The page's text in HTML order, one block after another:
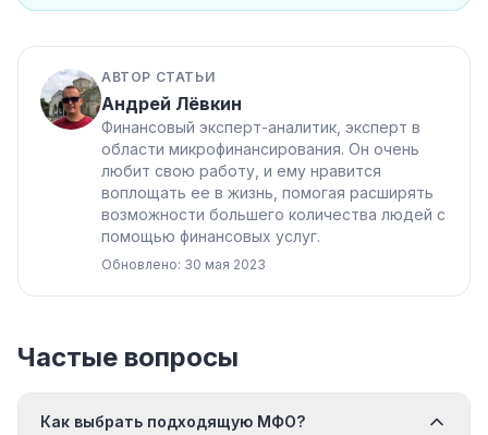
АВТОР СТАТЬИ
Андрей Лёвкин
Финансовый эксперт-аналитик, эксперт в
области микрофинансирования. Он очень
любит свою работу, и ему нравится
воплощать ее в жизнь, помогая расширять
возможности большего количества людей с
помощью финансовых услуг.
Обновлено: 30 мая 2023
Частые вопросы
Как выбрать подходящую МФО?